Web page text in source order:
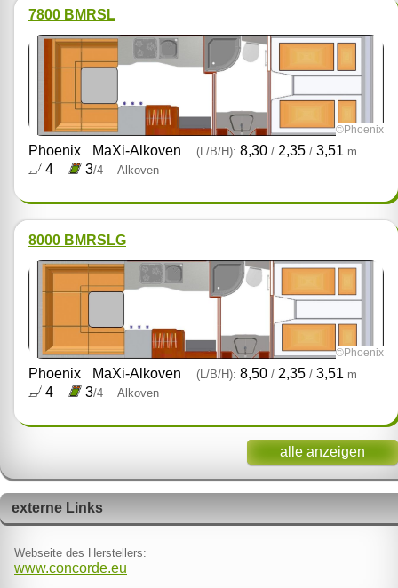
7800 BMRSL
©Phoenix
Phoenix MaXi-Alkoven (L/B/H): 8,30 /2,35 /3,51 m
4 3/4 Alkoven
8000 BMRSLG
©Phoenix
Phoenix MaXi-Alkoven (L/B/H): 8,50 /2,35 /3,51 m
4 3/4 Alkoven
alle anzeigen
externe Links
Webseite des Herstellers:
www.concorde.eu